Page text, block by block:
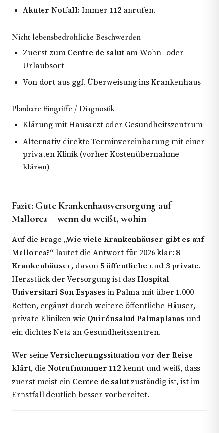
Akuter Notfall: Immer 112 anrufen.
Nicht lebensbedrohliche Beschwerden
Zuerst zum Centre de salut am Wohn- oder
Urlaubsort
Von dort aus ggf. Überweisung ins Krankenhaus
Planbare Eingriffe / Diagnostik
Klärung mit Hausarzt oder Gesundheitszentrum
Alternativ direkte Terminvereinbarung mit einer
privaten Klinik (vorher Kostenübernahme
klären)
Fazit: Gute Krankenhausversorgung auf
Mallorca – wenn du weißt, wohin
Auf die Frage „Wie viele Krankenhäuser gibt es auf
Mallorca?“lautet die Antwort für 2026 klar: 8
Krankenhäuser, davon 5 öffentliche und 3 private.
Herzstück der Versorgung ist dasHospital
Universitari Son Espases in Palma mit über 1.000
Betten, ergänzt durch weitere öffentliche Häuser,
private Kliniken wie Quirónsalud Palmaplanas und
ein dichtes Netz an Gesundheitszentren.
Wer seine Versicherungssituation vor der Reise
klärt, die Notrufnummer 112kennt und weiß, dass
zuerst meist ein Centre de salut zuständig ist, ist im
Ernstfall deutlich besser vorbereitet.